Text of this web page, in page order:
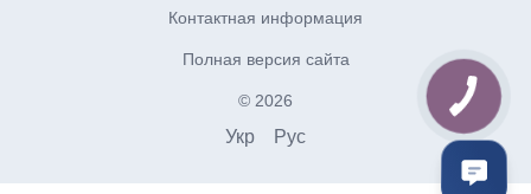
Контактная информация
Полная версия сайта
© 2026
Укр Рус